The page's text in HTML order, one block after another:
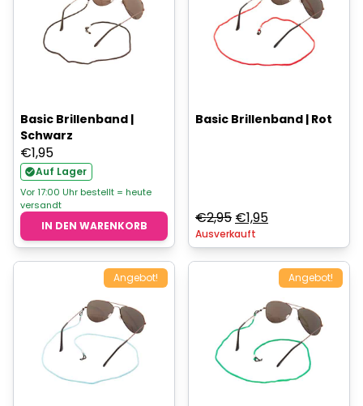
Basic Brillenband |
Schwarz
€1,95
Auf Lager
Vor 17:00 Uhr bestellt = heute
versandt
IN DEN WARENKORB
Basic Brillenband | Rot
€2,95 Ursprünglicher
Preis
war:
€1,95Aktueller
ist:
€1,95.
Ausverkauft
Angebot! Angebot!